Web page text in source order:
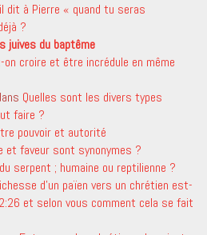
dit à Pierre « quand tu seras
?
juives du baptême
on croire et être incrédule en même
Quelles sont les divers types
faire ?
pouvoir et autorité
et faveur sont synonymes ?
serpent ; humaine ou reptilienne ?
d’un païen vers un chrétien est-
et selon vous comment cela se fait